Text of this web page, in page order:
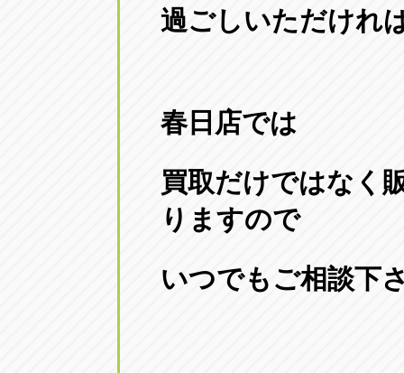
過ごしいただけれ
春日店では
買取だけではなく
りますので
いつでもご相談下